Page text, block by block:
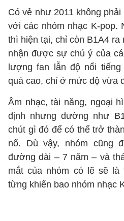
Có vẻ như 2011 không
với các nhóm nhạc K-pop.
thì hiện tại, chỉ còn B1A4 ra
nhận được sự chú ý của
lượng fan lẫn độ nổi
quá cao, chỉ ở mức độ vừa
Âm nhạc, tài năng, ngoại
định nhưng dường như
chút gì đó để có thể trở
nổ. Dù vậy, nhóm cũng
đường dài – 7 năm – và
mắt của nhóm có lẽ sẽ là
từng khiến bao nhóm nhạc